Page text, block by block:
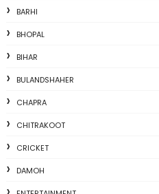
BARHI
BHOPAL
BIHAR
BULANDSHAHER
CHAPRA
CHITRAKOOT
CRICKET
DAMOH